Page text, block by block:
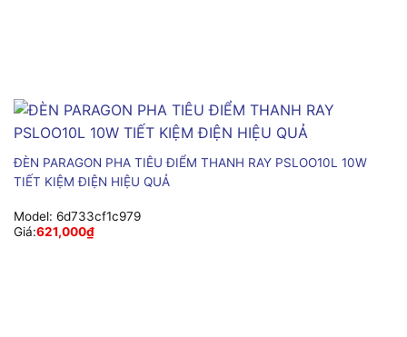
ĐÈN PARAGON PHA TIÊU ĐIỂM THANH RAY PSLOO10L 10W
TIẾT KIỆM ĐIỆN HIỆU QUẢ
Model: 6d733cf1c979
Giá:621,000₫